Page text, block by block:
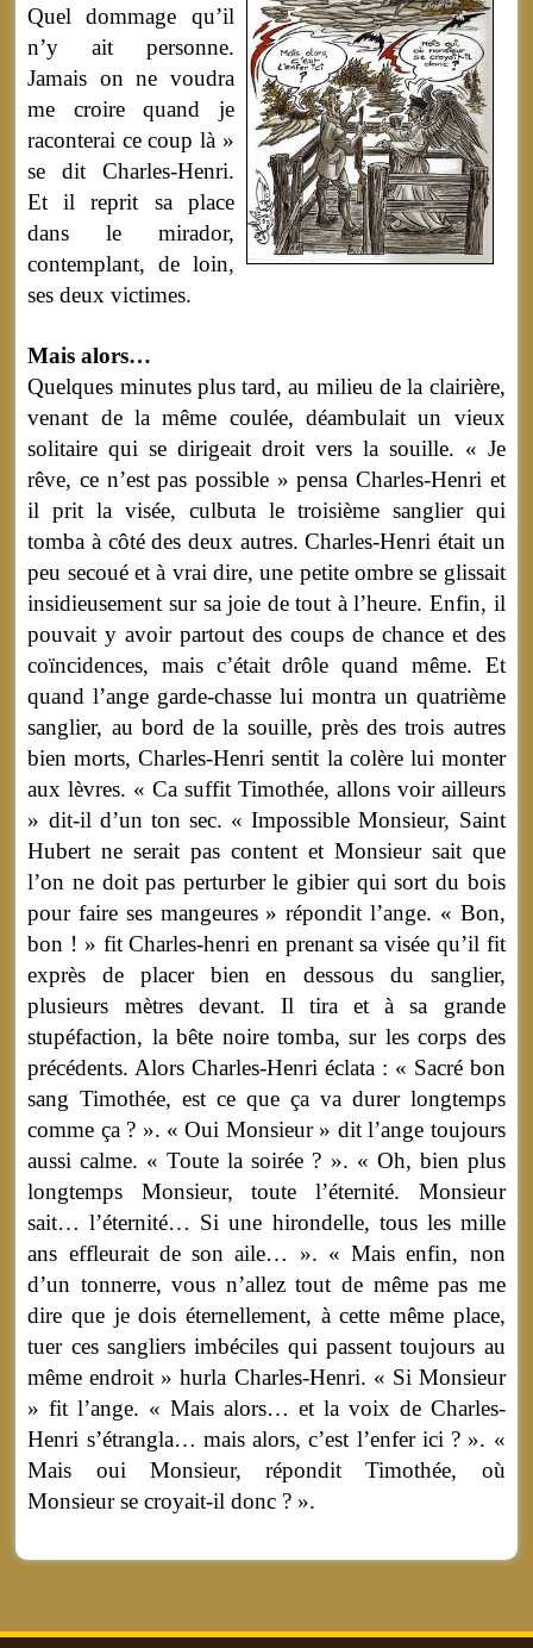
Quel dommage qu’il
n’y ait personne.
Jamais on ne voudra
me croire quand je
raconterai ce coup là »
se dit Charles-Henri.
Et il reprit sa place
dans le mirador,
contemplant, de loin,
ses deux victimes.
Mais alors…
Quelques minutes plus tard, au milieu de la clairière,
venant de la même coulée, déambulait un vieux
solitaire qui se dirigeait droit vers la souille. « Je
rêve, ce n’est pas possible » pensa Charles-Henri et
il prit la visée, culbuta le troisième sanglier qui
tomba à côté des deux autres. Charles-Henri était un
peu secoué et à vrai dire, une petite ombre se glissait
insidieusement sur sa joie de tout à l’heure. Enfin, il
pouvait y avoir partout des coups de chance et des
coïncidences, mais c’était drôle quand même. Et
quand l’ange garde-chasse lui montra un quatrième
sanglier, au bord de la souille, près des trois autres
bien morts, Charles-Henri sentit la colère lui monter
aux lèvres. « Ca suffit Timothée, allons voir ailleurs
» dit-il d’un ton sec. « Impossible Monsieur, Saint
Hubert ne serait pas content et Monsieur sait que
l’on ne doit pas perturber le gibier qui sort du bois
pour faire ses mangeures » répondit l’ange. « Bon,
bon ! » fit Charles-henri en prenant sa visée qu’il fit
exprès de placer bien en dessous du sanglier,
plusieurs mètres devant. Il tira et à sa grande
stupéfaction, la bête noire tomba, sur les corps des
précédents. Alors Charles-Henri éclata : « Sacré bon
sang Timothée, est ce que ça va durer longtemps
comme ça ? ». « Oui Monsieur » dit l’ange toujours
aussi calme. « Toute la soirée ? ». « Oh, bien plus
longtemps Monsieur, toute l’éternité. Monsieur
sait… l’éternité… Si une hirondelle, tous les mille
ans effleurait de son aile… ». « Mais enfin, non
d’un tonnerre, vous n’allez tout de même pas me
dire que je dois éternellement, à cette même place,
tuer ces sangliers imbéciles qui passent toujours au
même endroit » hurla Charles-Henri. « Si Monsieur
» fit l’ange. « Mais alors… et la voix de Charles-
Henri s’étrangla… mais alors, c’est l’enfer ici ? ». «
Mais oui Monsieur, répondit Timothée, où
Monsieur se croyait-il donc ? ».